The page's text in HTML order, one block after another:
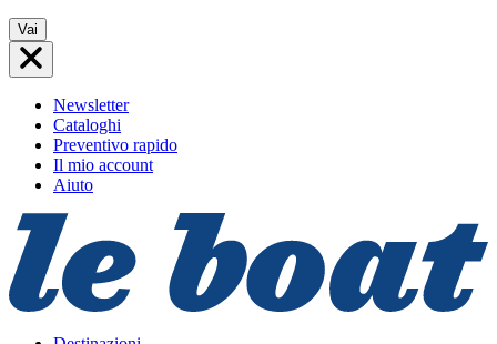
Vai
al
contenuto
Vai
Newsletter
Cataloghi
Preventivo rapido
Il mio account
Aiuto